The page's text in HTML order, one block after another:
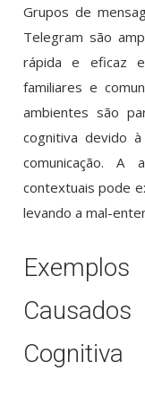
Grupos de
Telegram são
rápida e eficaz
familiares e
ambientes são
cognitiva devido
comunicação. A
contextuais pode
levando a mal-
Cognitiva